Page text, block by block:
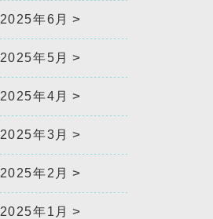
2025年6月
2025年5月
2025年4月
2025年3月
2025年2月
2025年1月